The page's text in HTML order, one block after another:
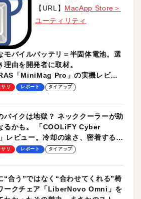
【URL】 MacApp Store＞
ユーティリティ
モバイルバッテリ＝半固体電池。選
理由を開発者に取材。
「MiniMag Pro」の実機レビュ
リ レポート タイアップ
バイクは地獄？ ネッククーラーが助
るかも。 「COOLiFY Cyber
レビュー。冷却の速さ、密着する冷
ート、シンプルな操作性がグッド！
リ レポート タイアップ
“合う”ではなく“合わせてくれる”椅
ークチェア「LiberNovo Omni」を